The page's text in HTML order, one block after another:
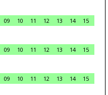
09 10 11 12 13 14
15
09 10 11 12 13 14
15
09 10 11 12 13 14
15